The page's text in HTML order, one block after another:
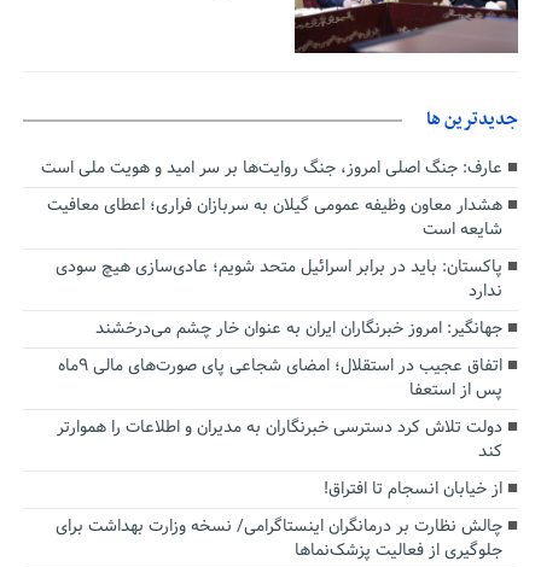
جديدترين ها
عارف: جنگ اصلی امروز، جنگ روایت‌ها بر سر امید و هویت ملی است
هشدار معاون وظیفه عمومی گیلان به سربازان فراری؛ اعطای معافیت
شایعه است
پاکستان: باید در برابر اسرائیل متحد شویم؛ عادی‌سازی هیچ سودی
ندارد
جهانگیر: امروز خبرنگاران ایران به عنوان خار چشم می‌درخشند
اتفاق عجیب در استقلال؛ امضای شجاعی پای صورت‌های مالی ٩ماه
پس از استعفا
دولت تلاش کرد دسترسی خبرنگاران به مدیران و اطلاعات را هموارتر
کند
از خیابان انسجام تا افتراق!
چالش نظارت بر درمانگران اینستاگرامی/ نسخه وزارت بهداشت برای
جلوگیری از فعالیت پزشک‌نماها